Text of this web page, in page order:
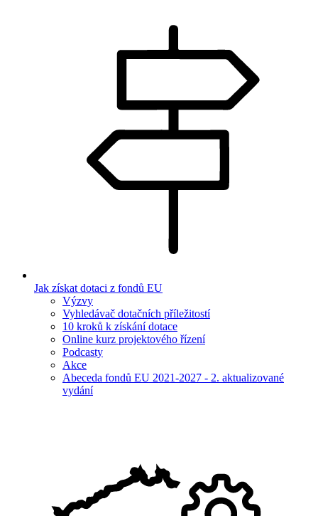
Jak získat dotaci z fondů EU
Výzvy
Vyhledávač dotačních příležitostí
10 kroků k získání dotace
Online kurz projektového řízení
Podcasty
Akce
Abeceda fondů EU 2021-2027 - 2. aktualizované
vydání